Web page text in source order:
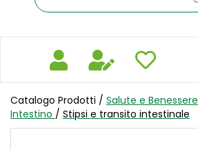
Catalogo Prodotti / Salute e Benessere
Intestino / Stipsi e transito intestinale